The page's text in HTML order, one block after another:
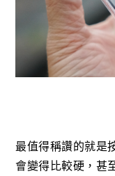
最值得稱讚的就是
會變得比較硬，甚